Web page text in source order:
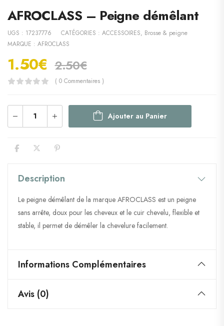
AFROCLASS – Peigne démêlant
UGS : 17237776 CATÉGORIES : ACCESSOIRES, Brosse & peigne
MARQUE : AFROCLASS
1.50€ 2.50€
( 0 Commentaires )
Ajouter au Panier
Description
Le peigne démêlant de la marque AFROCLASS est un peigne
sans arrête, doux pour les cheveux et le cuir chevelu, flexible et
stable, il permet de démêler la chevelure facilement.
Informations Complémentaires
Avis (0)